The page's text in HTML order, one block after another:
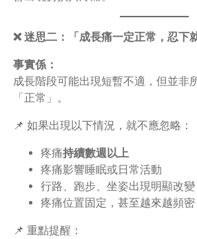
❌ 迷思二：「成長痛一定正常，忍下
事實係：
成長階段可能出現短暫不適，但並非
「正常」。
📌 如果出現以下情況，就不應忽略：
疼痛持續數週以上
疼痛影響睡眠或日常活動
行路、跑步、坐姿出現明顯改變
疼痛位置固定，甚至越來越頻密
📌 重點提醒：